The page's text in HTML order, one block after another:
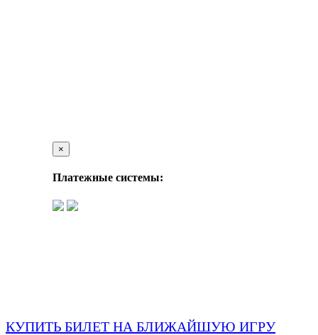
×
Платежные системы:
КУПИТЬ БИЛЕТ НА БЛИЖАЙШУЮ ИГРУ